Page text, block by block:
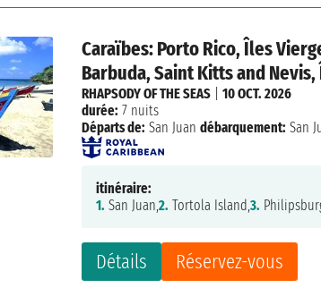
Caraïbes: Porto Rico, Îles
Barbuda, Saint Kitts and
Détails Réservez-vous
RHAPSODY OF THE SEAS |10 OCT. 2026
durée: 7 nuits
Départs de: San Juan débarquement: San
itinéraire:
1. San Juan,2. Tortola Island,3.